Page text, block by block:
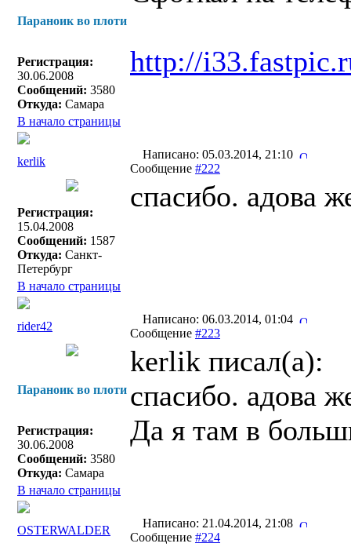
Параноик во плоти
Регистрация:
30.06.2008
Сообщений: 3580
Откуда: Самара
http://
В начало страницы
kerlik
Написано: 05.03.2014, 21:10
Сообщение #222
Регистрация:
15.04.2008
Сообщений: 1587
Откуда: Санкт-
Петербург
спасибо. адова
В начало страницы
rider42
Написано: 06.03.2014, 01:04
Сообщение #223
Параноик во плоти
Регистрация:
30.06.2008
Сообщений: 3580
Откуда: Самара
kerlik писал(a):
спасибо. адова
Да я там в
В начало страницы
OSTERWALDER
Написано: 21.04.2014, 21:08
Сообщение #224